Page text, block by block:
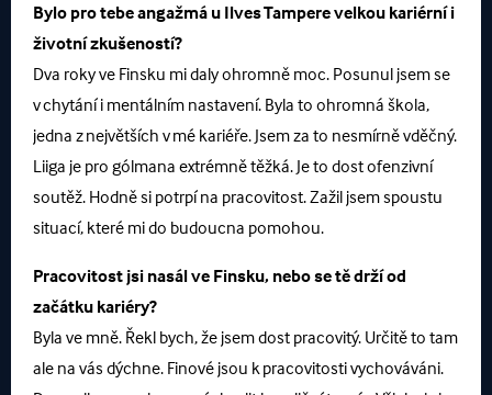
Bylo pro tebe angažmá u Ilves Tampere velkou kariérní i
životní zkušeností?
Dva roky ve Finsku mi daly ohromně moc. Posunul jsem se
v chytání i mentálním nastavení. Byla to ohromná škola,
jedna z největších v mé kariéře. Jsem za to nesmírně vděčný.
Liiga je pro gólmana extrémně těžká. Je to dost ofenzivní
soutěž. Hodně si potrpí na pracovitost. Zažil jsem spoustu
situací, které mi do budoucna pomohou.
Pracovitost jsi nasál ve Finsku, nebo se tě drží od
začátku kariéry?
Byla ve mně. Řekl bych, že jsem dost pracovitý. Určitě to tam
ale na vás dýchne. Finové jsou k pracovitosti vychováváni.